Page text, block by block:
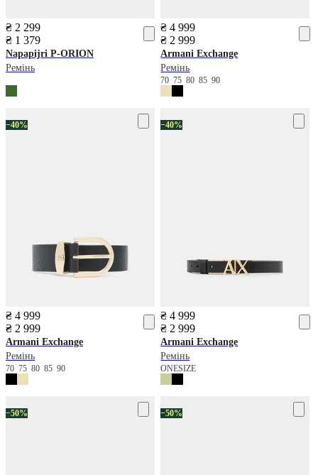
₴ 2 299
₴ 1 379
Napapijri P-ORION
Ремінь
₴ 4 999
₴ 2 999
Armani Exchange
Ремінь
7075808590
−40%
₴ 4 999
₴ 2 999
Armani Exchange
Ремінь
70 75 80 85 90
−40%
₴ 4 999
₴ 2 999
Armani Exchange
Ремінь
ONESIZE
−50% −50%